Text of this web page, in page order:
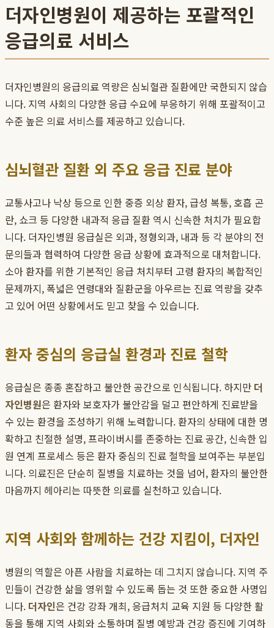
더자인병원이 제공하는 포괄적인
응급의료 서비스
더자인병원의 응급의료 역량은 심뇌혈관 질환에만 국한되지 않습
니다. 지역 사회의 다양한 응급 수요에 부응하기 위해 포괄적이고
수준 높은 의료 서비스를 제공하고 있습니다.
심뇌혈관 질환 외 주요 응급 진료 분야
교통사고나 낙상 등으로 인한 중증 외상 환자, 급성 복통, 호흡 곤
란, 쇼크 등 다양한 내과적 응급 질환 역시 신속한 처치가 필요합
니다. 더자인병원 응급실은 외과, 정형외과, 내과 등 각 분야의 전
문의들과 협력하여 다양한 응급 상황에 효과적으로 대처합니다.
소아 환자를 위한 기본적인 응급 처치부터 고령 환자의 복합적인
문제까지, 폭넓은 연령대와 질환군을 아우르는 진료 역량을 갖추
고 있어 어떤 상황에서도 믿고 찾을 수 있습니다.
환자 중심의 응급실 환경과 진료 철학
응급실은 종종 혼잡하고 불안한 공간으로 인식됩니다. 하지만 더
자인병원은 환자와 보호자가 불안감을 덜고 편안하게 진료받을
수 있는 환경을 조성하기 위해 노력합니다. 환자의 상태에 대한 명
확하고 친절한 설명, 프라이버시를 존중하는 진료 공간, 신속한 입
원 연계 프로세스 등은 환자 중심의 진료 철학을 보여주는 부분입
니다. 의료진은 단순히 질병을 치료하는 것을 넘어, 환자의 불안한
마음까지 헤아리는 따뜻한 의료를 실천하고 있습니다.
지역 사회와 함께하는 건강 지킴이, 더자인
병원의 역할은 아픈 사람을 치료하는 데 그치지 않습니다. 지역 주
민들이 건강한 삶을 영위할 수 있도록 돕는 것 또한 중요한 사명입
니다. 더자인은 건강 강좌 개최, 응급처치 교육 지원 등 다양한 활
동을 통해 지역 사회와 소통하며 질병 예방과 건강 증진에 기여하